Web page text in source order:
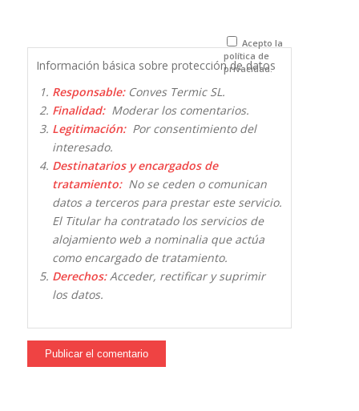
que comente.
Acepto la
política de
privacidad.
Información básica sobre protección de datos
Responsable:Conves Termic SL.
Finalidad:Moderar los comentarios.
Legitimación:Por consentimiento del
interesado.
Destinatarios y encargados de
tratamiento:No se ceden o comunican
datos a terceros para prestar este servicio.
El Titular ha contratado los servicios de
alojamiento web a nominalia que actúa
como encargado de tratamiento.
Derechos:Acceder, rectificar y suprimir
los datos.